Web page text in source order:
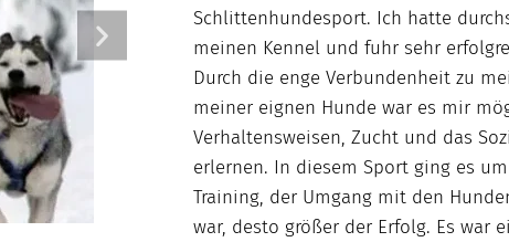
Schlittenhundesport. Ich hatte
meinen Kennel und fuhr sehr
Durch die enge Verbundenheit zu
meiner eignen Hunde war es mir
Verhaltensweisen, Zucht und das
erlernen. In diesem Sport ging es
Training, der Umgang mit den
war, desto größer der Erfolg. Es war